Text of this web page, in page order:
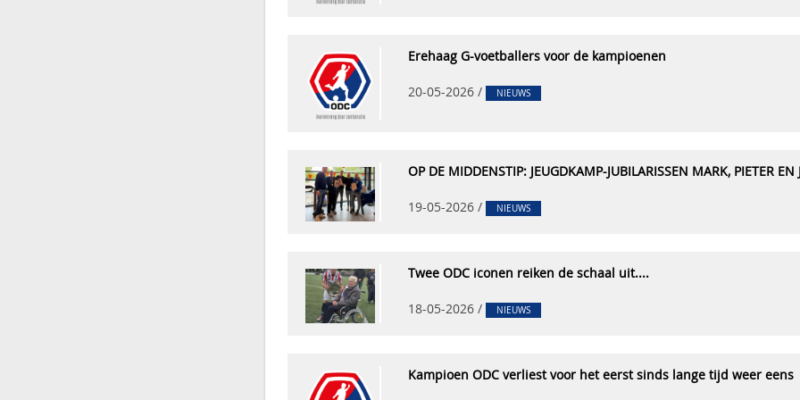
Erehaag G-voetballers voor de kampioenen
20-05-2026 / NIEUWS
OP DE MIDDENSTIP: JEUGDKAMP-JUBILARISSEN MARK, PIETER EN
19-05-2026 / NIEUWS
Twee ODC iconen reiken de schaal uit....
18-05-2026 / NIEUWS
Kampioen ODC verliest voor het eerst sinds lange tijd weer eens